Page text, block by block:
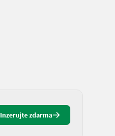
Inzerujte zdarma